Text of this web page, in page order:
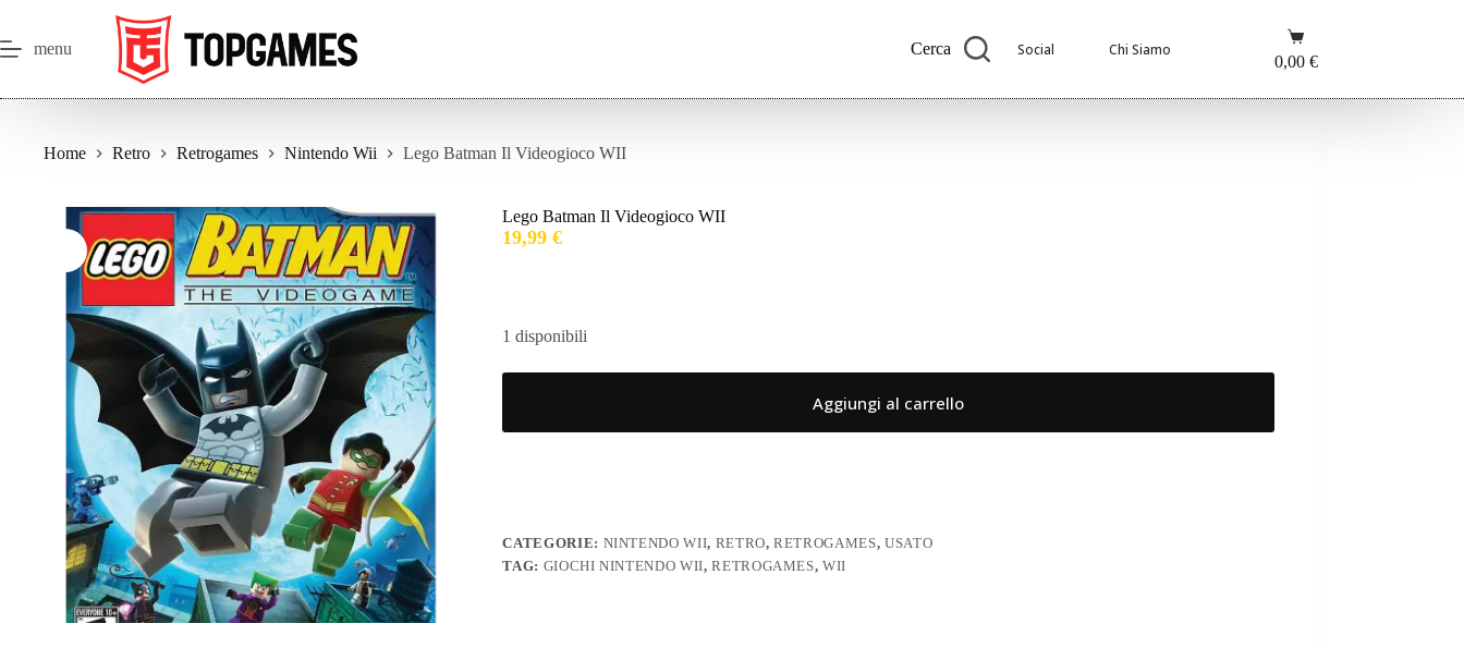
contenuto
menu Cerca Social Chi Siamo
Carrello
0,00 €
Home Retro Retrogames Nintendo Wii Lego Batman Il Videogioco WII
Lego Batman Il Videogioco WII
19,99€
1 disponibili
Aggiungi al carrello
CATEGORIE: NINTENDO WII, RETRO,RETROGAMES, USATO
TAG: GIOCHI NINTENDO WII,RETROGAMES,WII